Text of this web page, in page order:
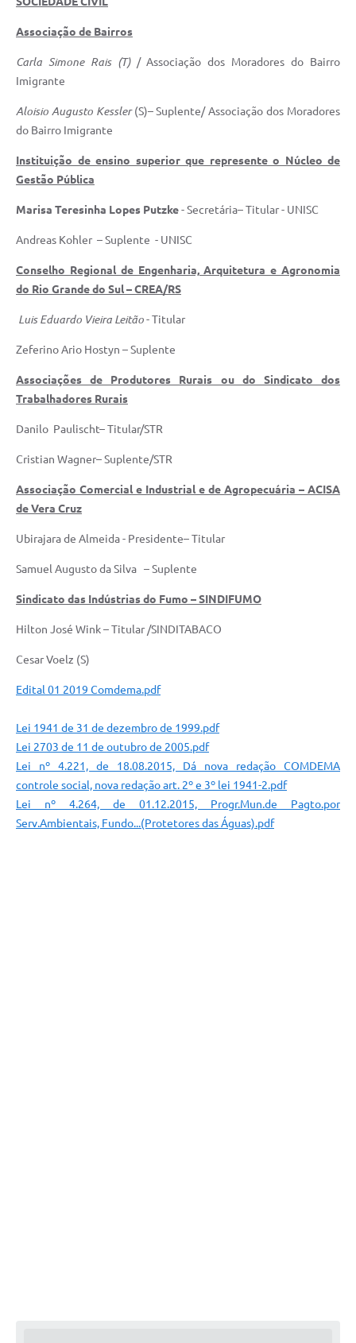
Associação de Bairros
Carla Simone Rais (T)/ Associação dos Moradores do Bairro
Imigrante
Aloisio Augusto Kessler(S)– Suplente/ Associação dos Moradores
do Bairro Imigrante
Instituição de ensino superior que represente o Núcleo de
Gestão Pública
Marisa Teresinha Lopes Putzke- Secretária– Titular - UNISC
Andreas Kohler – Suplente - UNISC
Conselho Regional de Engenharia, Arquitetura e Agronomia
do Rio Grande do Sul – CREA/RS
Luis Eduardo Vieira Leitão- Titular
Zeferino Ario Hostyn – Suplente
Associações de Produtores Rurais ou do Sindicato dos
Trabalhadores Rurais
Danilo Paulischt– Titular/STR
Cristian Wagner– Suplente/STR
Associação Comercial e Industrial e de Agropecuária – ACISA
de Vera Cruz
Ubirajara de Almeida - Presidente– Titular
Samuel Augusto da Silva – Suplente
Sindicato das Indústrias do Fumo – SINDIFUMO
Hilton José Wink – Titular /SINDITABACO
Cesar Voelz (S)
Edital 01 2019 Comdema.pdf
Lei 1941 de 31 de dezembro de 1999.pdf
Lei 2703 de 11 de outubro de 2005.pdf
Lei nº 4.221, de 18.08.2015, Dá nova redação COMDEMA
controle social, nova redação art. 2º e 3º lei 1941-2.pdf
Lei nº 4.264, de 01.12.2015, Progr.Mun.de Pagto.por
Serv.Ambientais, Fundo...(Protetores das Águas).pdf